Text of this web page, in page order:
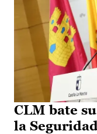
CLM bate
la